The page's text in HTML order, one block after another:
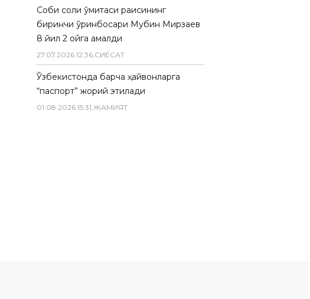
Собиқ солиқ қўмитаси раисининг
биринчи ўринбосари Мубин Мирзаев
8 йил 2 ойга қамалди
27.07.2026 12:36,СИËСАТ
Ўзбекистонда барча ҳайвонларга
“паспорт” жорий этилади
01.08.2026 15:31,ЖАМИЯТ